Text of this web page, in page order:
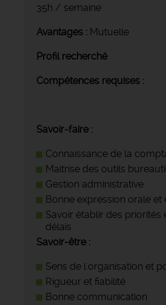
35h / semaine
Avantages : Mutuelle
Profil recherché
Compétences requises :
Savoir-faire :
Connaissance de la
Maitrise des outils
Gestion administrative
Bonne expression orale et
Savoir établir des priorités
délais
Savoir-être :
Sens de l'organisation et
Rigueur et fiabilité
Bonne communication